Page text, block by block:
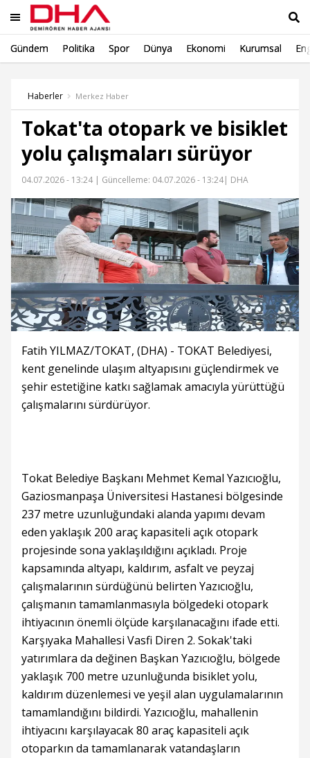
Gündem Politika Spor Dünya Ekonomi Kurumsal
Haberler Merkez Haber
Tokat'ta otopark ve bisiklet
yolu çalışmaları sürüyor
04.07.2026 - 13:24 | Güncelleme: 04.07.2026 - 13:24| DHA
Fatih YILMAZ/TOKAT, (DHA) - TOKAT Belediyesi,
kent genelinde ulaşım altyapısını güçlendirmek ve
şehir estetiğine katkı sağlamak amacıyla yürüttüğü
çalışmalarını sürdürüyor.
Tokat Belediye Başkanı Mehmet Kemal Yazıcıoğlu,
Gaziosmanpaşa Üniversitesi Hastanesi bölgesinde
237 metre uzunluğundaki alanda yapımı devam
eden yaklaşık 200 araç kapasiteli açık otopark
projesinde sona yaklaşıldığını açıkladı. Proje
kapsamında altyapı, kaldırım, asfalt ve peyzaj
çalışmalarının sürdüğünü belirten Yazıcıoğlu,
çalışmanın tamamlanmasıyla bölgedeki otopark
ihtiyacının önemli ölçüde karşılanacağını ifade etti.
Karşıyaka Mahallesi Vasfi Diren 2. Sokak'taki
yatırımlara da değinen Başkan Yazıcıoğlu, bölgede
yaklaşık 700 metre uzunluğunda bisiklet yolu,
kaldırım düzenlemesi ve yeşil alan uygulamalarının
tamamlandığını bildirdi. Yazıcıoğlu, mahallenin
ihtiyacını karşılayacak 80 araç kapasiteli açık
otoparkın da tamamlanarak vatandaşların